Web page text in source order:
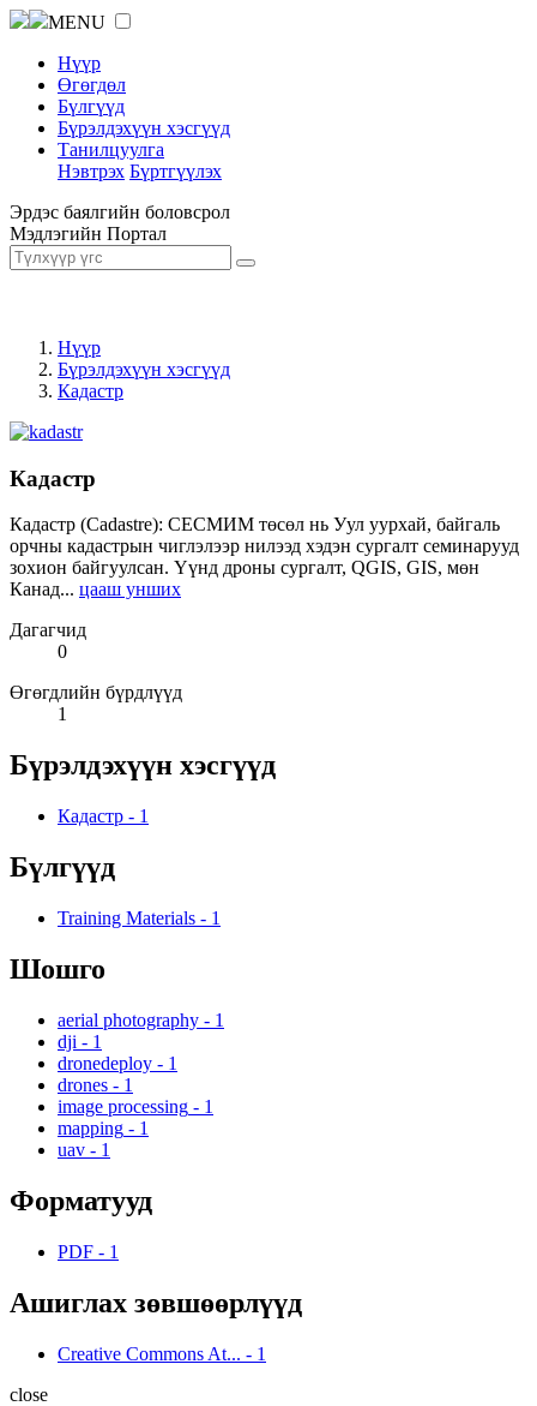
MENU
Нүүр
Өгөгдөл
Бүлгүүд
Бүрэлдэхүүн хэсгүүд
Танилцуулга
Нэвтрэх Бүртгүүлэх
Эрдэс баялгийн боловсрол
Мэдлэгийн Портал
Нүүр
Бүрэлдэхүүн хэсгүүд
Кадастр
Кадастр
Кадастр (Cadastre): СЕСМИМ төсөл нь Уул уурхай, байгаль
орчны кадастрын чиглэлээр нилээд хэдэн сургалт семинарууд
зохион байгуулсан. Үүнд дроны сургалт, QGIS, GIS, мөн
Канад... цааш унших
Дагагчид
0
Өгөгдлийн бүрдлүүд
1
Бүрэлдэхүүн хэсгүүд
Кадастр - 1
Бүлгүүд
Training Materials - 1
Шошго
aerial photography - 1
dji - 1
dronedeploy - 1
drones - 1
image processing - 1
mapping - 1
uav - 1
Форматууд
PDF - 1
Ашиглах зөвшөөрлүүд
Creative Commons At... - 1
close